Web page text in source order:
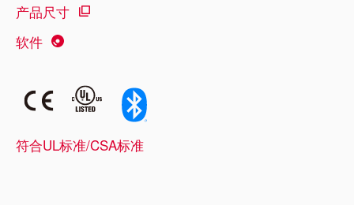
产品尺寸
软件
符合UL标准/CSA标准